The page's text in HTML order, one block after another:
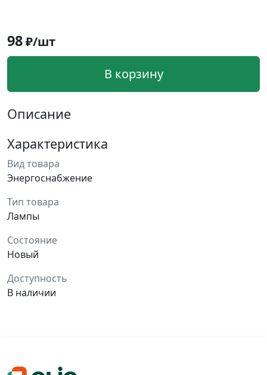
98₽/шт
В корзину
Описание
Характеристика
Вид товара
Энергоснабжение
Тип товара
Лампы
Состояние
Новый
Доступность
В наличии